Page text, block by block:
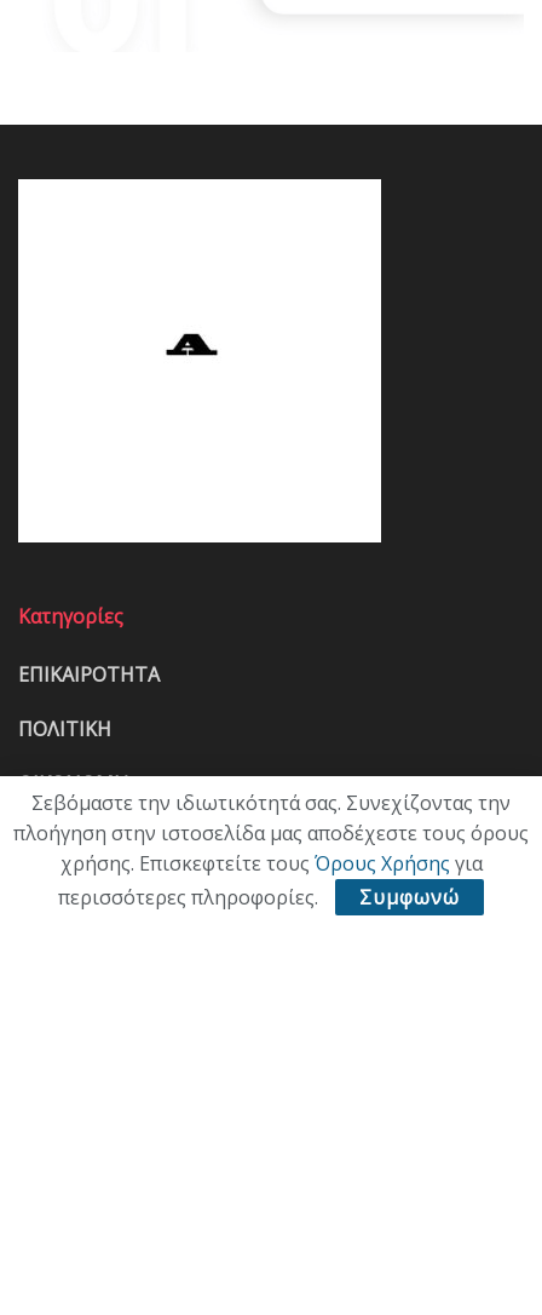
Κατηγορίες
ΕΠΙΚΑΙΡΟΤΗΤΑ
ΠΟΛΙΤΙΚΗ
ΟΙΚΟΝΟΜΙΑ
ΠΟΛΙΤΙΣΜΟΣ
ΥΓΕΙΑ
Σεβόμαστε την ιδιωτικότητά σας. Συνεχίζοντας την
πλοήγηση στην ιστοσελίδα μας αποδέχεστε τους όρους
χρήσης. Επισκεφτείτε τους Όρους Χρήσης για
περισσότερες πληροφορίες.
Συμφωνώ